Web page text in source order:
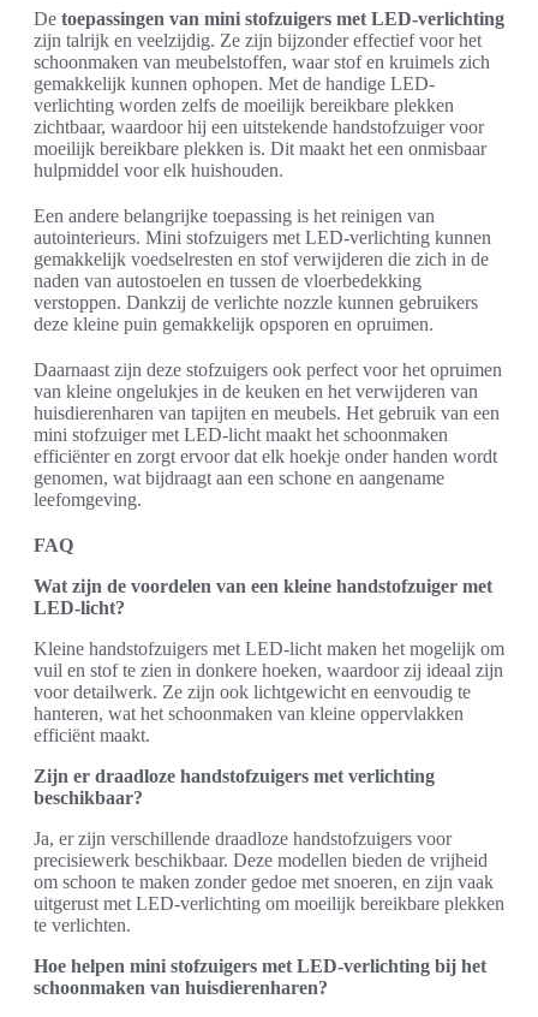
De toepassingen van mini stofzuigers met LED-verlichting
zijn talrijk en veelzijdig. Ze zijn bijzonder effectief voor het
schoonmaken van meubelstoffen, waar stof en kruimels zich
gemakkelijk kunnen ophopen. Met de handige LED-
verlichting worden zelfs de moeilijk bereikbare plekken
zichtbaar, waardoor hij een uitstekende handstofzuiger voor
moeilijk bereikbare plekken is. Dit maakt het een onmisbaar
hulpmiddel voor elk huishouden.
Een andere belangrijke toepassing is het reinigen van
autointerieurs. Mini stofzuigers met LED-verlichting kunnen
gemakkelijk voedselresten en stof verwijderen die zich in de
naden van autostoelen en tussen de vloerbedekking
verstoppen. Dankzij de verlichte nozzle kunnen gebruikers
deze kleine puin gemakkelijk opsporen en opruimen.
Daarnaast zijn deze stofzuigers ook perfect voor het opruimen
van kleine ongelukjes in de keuken en het verwijderen van
huisdierenharen van tapijten en meubels. Het gebruik van een
mini stofzuiger met LED-licht maakt het schoonmaken
efficiënter en zorgt ervoor dat elk hoekje onder handen wordt
genomen, wat bijdraagt aan een schone en aangename
leefomgeving.
FAQ
Wat zijn de voordelen van een kleine handstofzuiger met
LED-licht?
Kleine handstofzuigers met LED-licht maken het mogelijk om
vuil en stof te zien in donkere hoeken, waardoor zij ideaal zijn
voor detailwerk. Ze zijn ook lichtgewicht en eenvoudig te
hanteren, wat het schoonmaken van kleine oppervlakken
efficiënt maakt.
Zijn er draadloze handstofzuigers met verlichting
beschikbaar?
Ja, er zijn verschillende draadloze handstofzuigers voor
precisiewerk beschikbaar. Deze modellen bieden de vrijheid
om schoon te maken zonder gedoe met snoeren, en zijn vaak
uitgerust met LED-verlichting om moeilijk bereikbare plekken
te verlichten.
Hoe helpen mini stofzuigers met LED-verlichting bij het
schoonmaken van huisdierenharen?